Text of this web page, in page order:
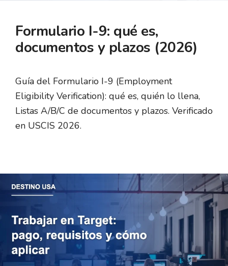
Formulario I-9: qué es,
documentos y plazos (2026)
Guía del Formulario I-9 (Employment
Eligibility Verification): qué es, quién lo llena,
Listas A/B/C de documentos y plazos. Verificado
en USCIS 2026.